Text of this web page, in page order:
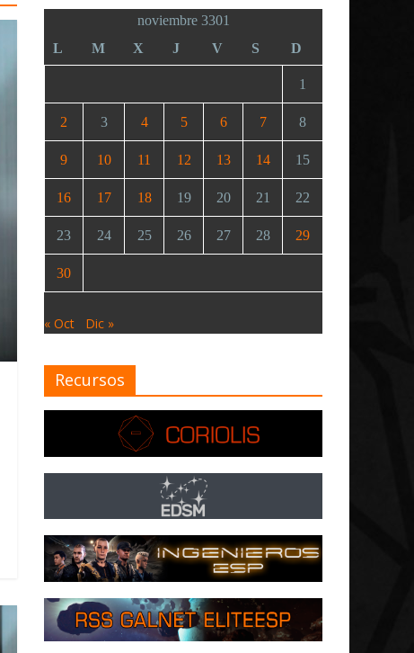
noviembre 3301
L
M X J V S D
1
2 3 4 5 6 7 8
9 10 11 12 13 14 15
16 17 18 19 20 21 22
23 24 25 26 27 28 29
30
« Oct Dic »
Recursos